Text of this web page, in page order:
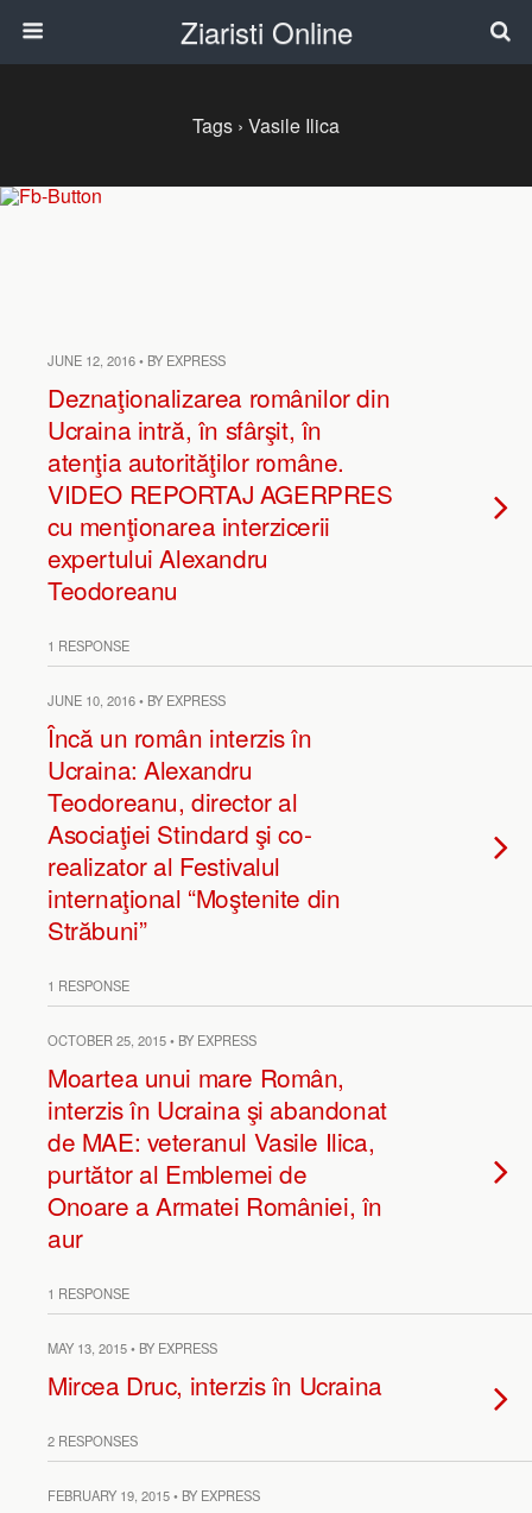
Ziaristi Online
Tags › Vasile Ilica
JUNE 12, 2016 • BY EXPRESS
Deznaţionalizarea românilor din
Ucraina intră, în sfârşit, în
atenţia autorităţilor române.
VIDEO REPORTAJ AGERPRES
cu menţionarea interzicerii
expertului Alexandru
Teodoreanu
1 RESPONSE
JUNE 10, 2016 • BY EXPRESS
Încă un român interzis în
Ucraina: Alexandru
Teodoreanu, director al
Asociaţiei Stindard şi co-
realizator al Festivalul
internaţional “Moştenite din
Străbuni”
1 RESPONSE
OCTOBER 25, 2015 • BY EXPRESS
Moartea unui mare Român,
interzis în Ucraina şi abandonat
de MAE: veteranul Vasile Ilica,
purtător al Emblemei de
Onoare a Armatei României, în
aur
1 RESPONSE
MAY 13, 2015 • BY EXPRESS
Mircea Druc, interzis în Ucraina
2 RESPONSES
FEBRUARY 19, 2015 • BY EXPRESS